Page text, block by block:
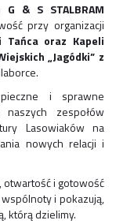
& S STALBRAM
przy organizacji
Tańca oraz Kapeli
„Jagódki” z
i sprawne
zespołów
Lasowiaków na
nowych relacji i
otwartość i gotowość
i pokazują,
którą dzielimy.